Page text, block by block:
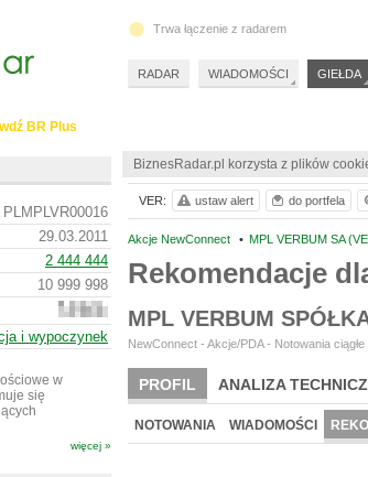
BiznesRadar.pl korzysta z plików
Akcje NewConnect • MPL VERBUM SA
Rekomendacje
MPL VERBUM
NewConnect - Akcje/PDA - Notowania ciągłe
PROFIL ANALIZA
NOTOWANIA WIADOMOŚCI
VER: ustaw alert do portfela
BR Plus
PLMPLVR00016
29.03.2011
2 444 444
10 999 998
474
998
i wypoczynek
w
się
więcej »
Trwa łączenie z radarem
RADAR WIADOMOŚCI GIEŁDA